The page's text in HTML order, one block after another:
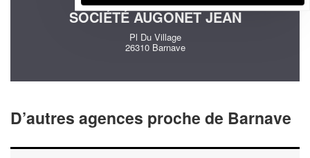
SOCIÉTÉ AUGONET JEAN
Pl Du Village
26310 Barnave
D’autres agences proche de Barnave